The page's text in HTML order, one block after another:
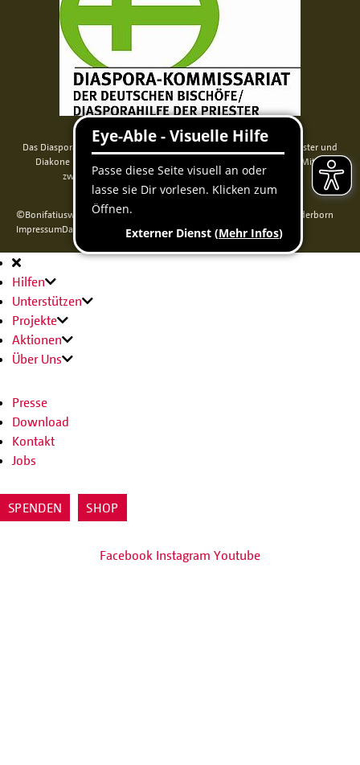
Das Diaspora-Kommissariat der deutschen Bischöfe unterstützt Priester und
Diakone in Nord-, Mittel- und Osteuropa. Seit 2014 werden die Mittel
zweckgebunden über das Bonifatiuswerk weitergeleitet.
©Bonifatiuswerk der deutschen Katholiken e. V., Kamp 22, 33098 Paderborn
ImpressumDatenschutz Cookie-ErklärungSitemap
Hauptnavigation
Hilfen
Unterstützen
Projekte
Aktionen
Über Uns
Presse
Download
Kontakt
Jobs
SPENDEN SHOP
Facebook Instagram Youtube